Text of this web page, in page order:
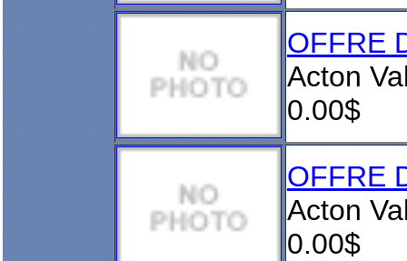
OFFRE
Acton
0.00$
OFFRE
Acton
0.00$